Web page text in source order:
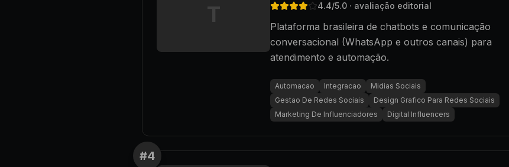
T 4.4/5.0 · avaliação editorial
Plataforma brasileira de chatbots e comunicação
conversacional (WhatsApp e outros canais) para
atendimento e automação.
Automacao Integracao
Midias Sociais
Gestao De Redes Sociais
Design Grafico Para Redes Sociais
Marketing De Influenciadores
Digital Influencers
#4